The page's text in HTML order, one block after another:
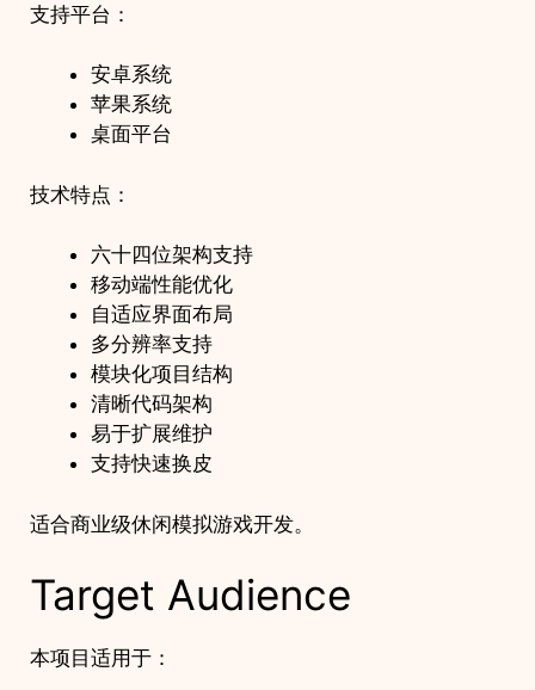
支持平台：
安卓系统
苹果系统
桌面平台
技术特点：
六十四位架构支持
移动端性能优化
自适应界面布局
多分辨率支持
模块化项目结构
清晰代码架构
易于扩展维护
支持快速换皮
适合商业级休闲模拟游戏开发。
Target Audience
本项目适用于：